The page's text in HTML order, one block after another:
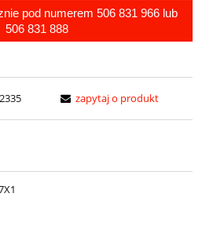
pod numerem 506 831 966 lub
506 831 888
zapytaj o produkt